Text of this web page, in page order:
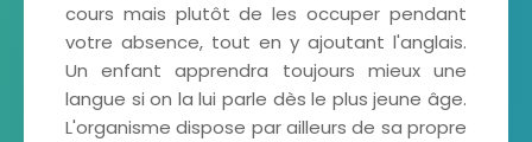
cours mais plutôt de les occuper pendant
votre absence, tout en y ajoutant l'anglais.
Un enfant apprendra toujours mieux une
langue si on la lui parle dès le plus jeune âge.
L'organisme dispose par ailleurs de sa propre